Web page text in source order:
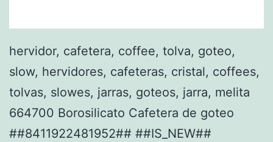
hervidor, cafetera, coffee, tolva, goteo,
slow, hervidores, cafeteras, cristal, coffees,
tolvas, slowes, jarras, goteos, jarra, melita
664700 Borosilicato Cafetera de goteo
##8411922481952## ##IS_NEW##